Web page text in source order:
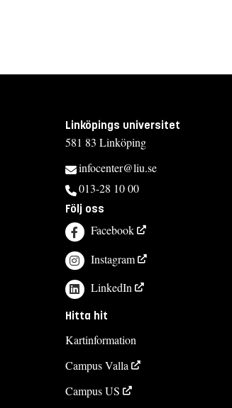
Linköpings universitet
581 83 Linköping
infocenter@liu.se
013-28 10 00
Följ oss
Facebook
Instagram
LinkedIn
Hitta hit
Kartinformation
Campus Valla
Campus US